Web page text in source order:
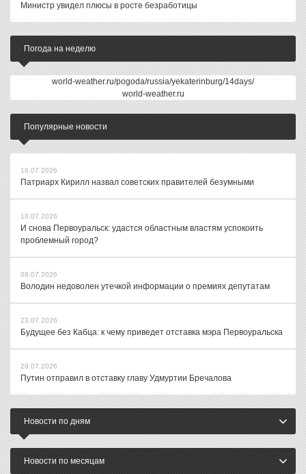
Министр увидел плюсы в росте безработицы
Погода на неделю
world-weather.ru/pogoda/russia/yekaterinburg/14days/
world-weather.ru
Популярные новости
16.07.2026
Патриарх Кирилл назвал советских правителей безумными
10.07.2026
И снова Первоуральск: удастся областным властям успокоить
проблемный город?
08.07.2026
Володин недоволен утечкой информации о премиях депутатам
23.07.2026
Будущее без Кабца: к чему приведет отставка мэра Первоуральска
29.07.2026
Путин отправил в отставку главу Удмуртии Бречалова
Новости по дням
Новости по месяцам